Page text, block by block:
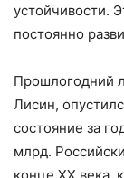
устойчивости.
постоянно
Прошлогодний
Лисин,
состояние за
млрд.